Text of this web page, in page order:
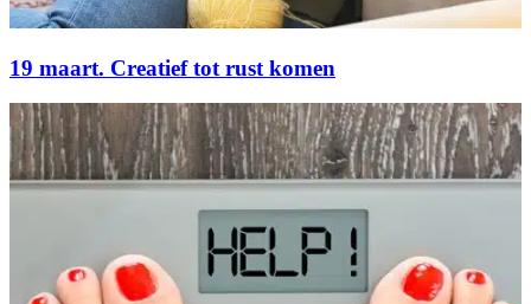
19 maart. Creatief tot rust komen